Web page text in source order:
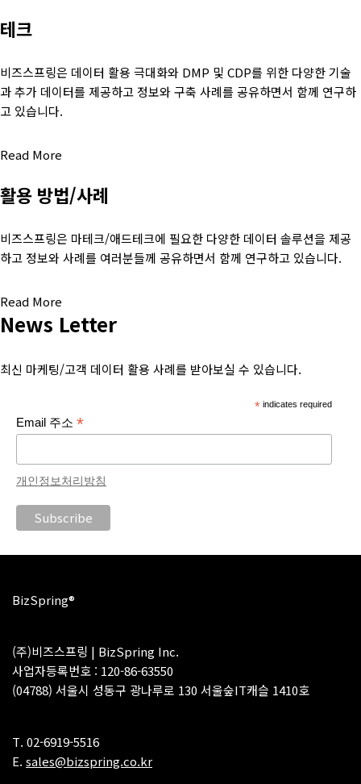
테크
비즈스프링은 데이터 활용 극대화와 DMP 및 CDP를 위한 다양한 기술
과 추가 데이터를 제공하고 정보와 구축 사례를 공유하면서 함께 연구하
고 있습니다.
Read More
활용 방법/사례
비즈스프링은 마테크/애드테크에 필요한 다양한 데이터 솔루션을 제공
하고 정보와 사례를 여러분들께 공유하면서 함께 연구하고 있습니다.
Read More
News Letter
최신 마케팅/고객 데이터 활용 사례를 받아보실 수 있습니다.
*indicates required
Email 주소 *
개인정보처리방침
BizSpring®
(주)비즈스프링 | BizSpring Inc.
사업자등록번호 : 120-86-63550
(04788) 서울시 성동구 광나루로 130 서울숲IT캐슬 1410호
T. 02-6919-5516
E. sales@bizspring.co.kr